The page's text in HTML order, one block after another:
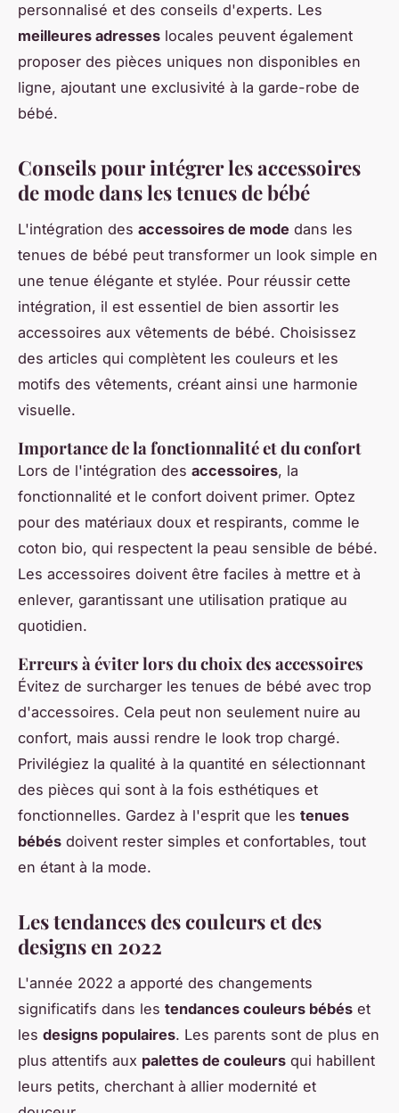
personnalisé et des conseils d'experts. Les
meilleures adresses locales peuvent également
proposer des pièces uniques non disponibles en
ligne, ajoutant une exclusivité à la garde-robe de
bébé.
Conseils pour intégrer les accessoires
de mode dans les tenues de bébé
L'intégration des accessoires de mode dans les
tenues de bébé peut transformer un look simple en
une tenue élégante et stylée. Pour réussir cette
intégration, il est essentiel de bien assortir les
accessoires aux vêtements de bébé. Choisissez
des articles qui complètent les couleurs et les
motifs des vêtements, créant ainsi une harmonie
visuelle.
Importance de la fonctionnalité et du confort
Lors de l'intégration des accessoires, la
fonctionnalité et le confort doivent primer. Optez
pour des matériaux doux et respirants, comme le
coton bio, qui respectent la peau sensible de bébé.
Les accessoires doivent être faciles à mettre et à
enlever, garantissant une utilisation pratique au
quotidien.
Erreurs à éviter lors du choix des accessoires
Évitez de surcharger les tenues de bébé avec trop
d'accessoires. Cela peut non seulement nuire au
confort, mais aussi rendre le look trop chargé.
Privilégiez la qualité à la quantité en sélectionnant
des pièces qui sont à la fois esthétiques et
fonctionnelles. Gardez à l'esprit que les tenues
bébés doivent rester simples et confortables, tout
en étant à la mode.
Les tendances des couleurs et des
designs en 2022
L'année 2022 a apporté des changements
significatifs dans les tendances couleurs bébés et
les designs populaires. Les parents sont de plus en
plus attentifs aux palettes de couleurs qui habillent
leurs petits, cherchant à allier modernité et